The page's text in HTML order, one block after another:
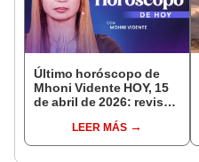
Último horóscopo de
Mhoni Vidente HOY, 15
de abril de 2026: revisa
signo y entérate si te
espera un día
LEER MÁS